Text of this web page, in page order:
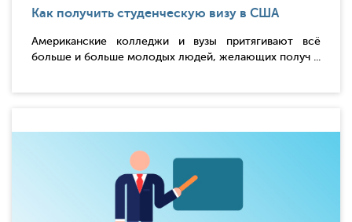
Как получить студенческую визу в США
Американские колледжи и вузы притягивают всё
больше и больше молодых людей, желающих получ ...